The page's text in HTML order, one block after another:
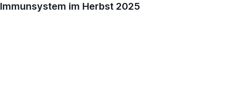
Immunsystem im Herbst 2025